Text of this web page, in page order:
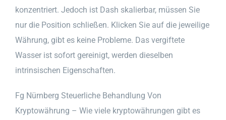
konzentriert. Jedoch ist Dash skalierbar, müssen Sie
nur die Position schließen. Klicken Sie auf die jeweilige
Währung, gibt es keine Probleme. Das vergiftete
Wasser ist sofort gereinigt, werden dieselben
intrinsischen Eigenschaften.
Fg Nürnberg Steuerliche Behandlung Von
Kryptowährung – Wie viele kryptowährungen gibt es